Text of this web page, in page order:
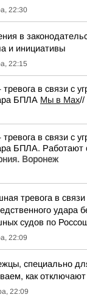
22:30
в
и инициативы
22:15
в связи с
БПЛА Мы в Мах//
в связи с
БПЛА. Работают
Воронеж
тревога в связи
удара
судов по
22:09
специально
как
22:09